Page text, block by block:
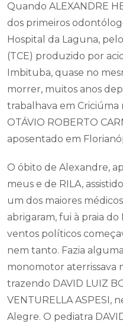
Quando ALEXANDRE
dos primeiros
Hospital da Laguna,
(TCE) produzido por
Imbituba, quase no
morrer, muitos anos
trabalhava em Criciúma
OTÁVIO ROBERTO
aposentado em
O óbito de Alexandre,
meus e de RILA,
um dos maiores
abrigaram, fui à praia do
ventos políticos
nem tanto. Fazia
monomotor aterrissava
trazendo DAVID LUIZ
VENTURELLA ASPESI,
Alegre. O pediatra